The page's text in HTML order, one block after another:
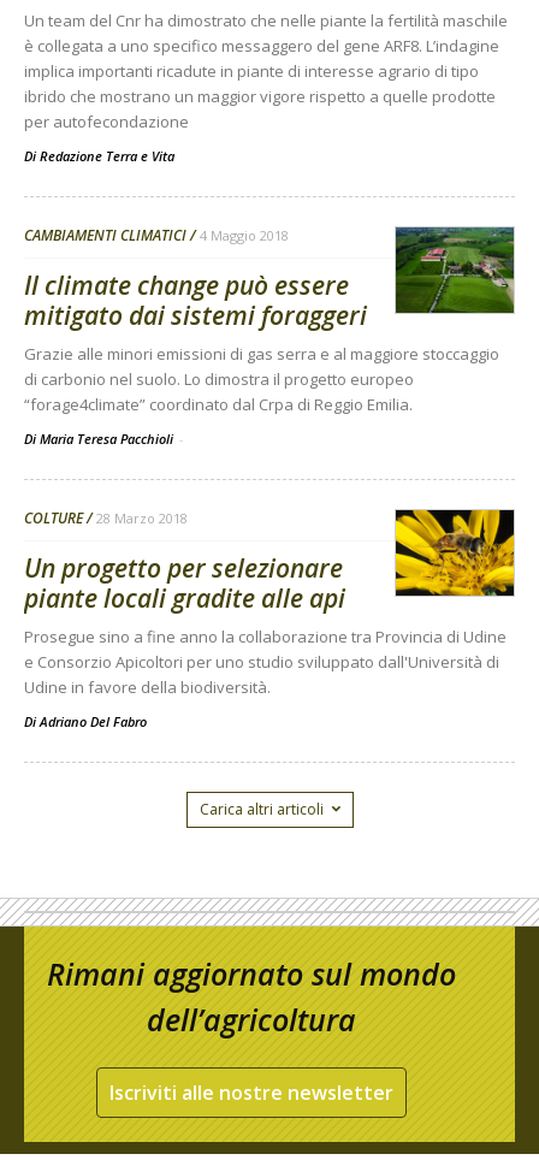
Un team del Cnr ha dimostrato che nelle piante la fertilità maschile
è collegata a uno specifico messaggero del gene ARF8. L’indagine
implica importanti ricadute in piante di interesse agrario di tipo
ibrido che mostrano un maggior vigore rispetto a quelle prodotte
per autofecondazione
Di Redazione Terra e Vita
CAMBIAMENTI CLIMATICI 4 Maggio 2018
Il climate change può essere
mitigato dai sistemi foraggeri
Grazie alle minori emissioni di gas serra e al maggiore stoccaggio
di carbonio nel suolo. Lo dimostra il progetto europeo
“forage4climate” coordinato dal Crpa di Reggio Emilia.
Di Maria Teresa Pacchioli -
COLTURE 28 Marzo 2018
Un progetto per selezionare
piante locali gradite alle api
Prosegue sino a fine anno la collaborazione tra Provincia di Udine
e Consorzio Apicoltori per uno studio sviluppato dall'Università di
Udine in favore della biodiversità.
Di Adriano Del Fabro
Carica altri articoli
Rimani aggiornato sul mondo
dell’agricoltura
Iscriviti alle nostre newsletter